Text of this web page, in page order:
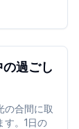
す。
過ごし
の合間に取
す。1日の